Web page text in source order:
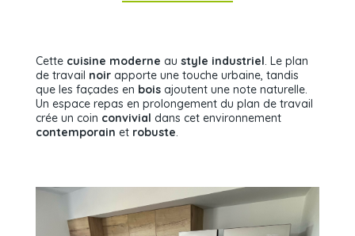
Cette cuisine moderne au style industriel. Le plan
de travail noir apporte une touche urbaine, tandis
que les façades en bois ajoutent une note naturelle.
Un espace repas en prolongement du plan de travail
crée un coin convivial dans cet environnement
contemporain et robuste.